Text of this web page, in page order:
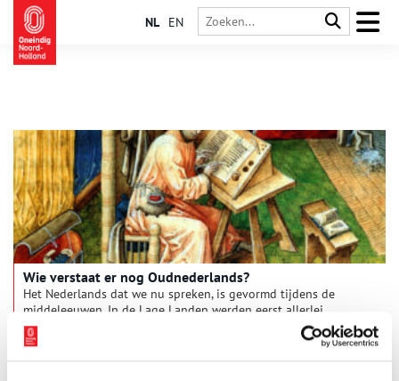
NL EN
Wie verstaat er nog Oudnederlands?
Het Nederlands dat we nu spreken, is gevormd tijdens de
middeleeuwen. In de Lage Landen werden eerst allerlei
verschillende dialecten gesproken, maar vanaf het jaar 1000
raakte het Oudnederlands langzaam dominant. Vanaf dat
moment komen we ook steeds meer geschreven bronnen